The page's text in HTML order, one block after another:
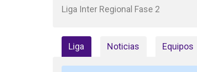
Liga Inter Regional Fase 2
Liga Noticias Equipos